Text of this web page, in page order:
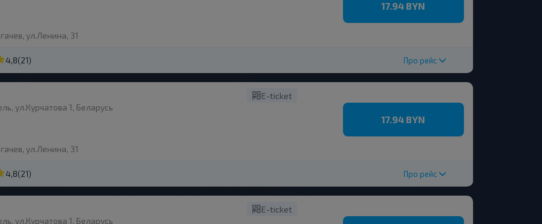
ул.Ленина, 31
17.94 BYN
4,8(21) Про рейс
ул.Курчатова 1, Беларусь
ул.Ленина, 31
E-ticket
17.94 BYN
4,8(21) Про рейс
ул.Курчатова 1, Беларусь
E-ticket